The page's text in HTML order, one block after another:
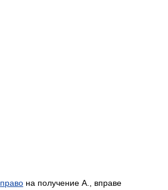
право на получение А., вправе